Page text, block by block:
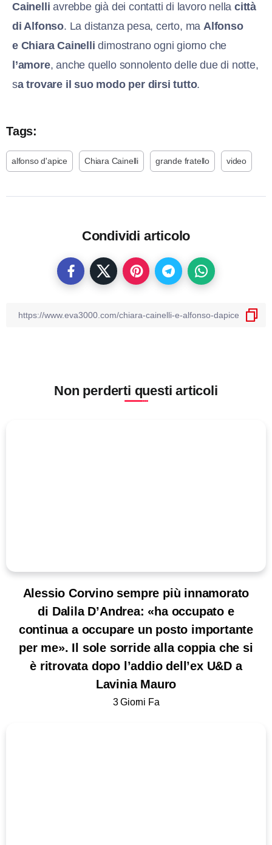
Cainelliavrebbe già dei contatti di lavoro nellacittà
di Alfonso. La distanza pesa, certo, maAlfonso
e Chiara Cainelli dimostrano ogni giorno che
l’amore, anche quello sonnolento delle due di notte,
sa trovare il suo modo per dirsi tutto.
Tags:
alfonso d'apice Chiara Cainelli grande fratello video
Condividi articolo
Non perderti questi articoli
Alessio Corvino sempre più innamorato
di Dalila D’Andrea: «ha occupato e
continua a occupare un posto importante
per me». Il sole sorride alla coppia che si
è ritrovata dopo l’addio dell’ex U&D a
Lavinia Mauro
3 Giorni Fa